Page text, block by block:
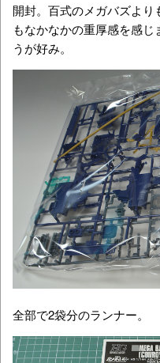
開封。百式のメガバズよ
もなかなかの重厚感を感
うが好み。
全部で2袋分のランナー。